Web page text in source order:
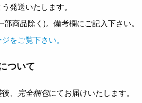
発送いたします。
商品除く)。備考欄にご記入下さい。
をご覧下さい。
ついて
後、 完全梱包にてお届けいたします。